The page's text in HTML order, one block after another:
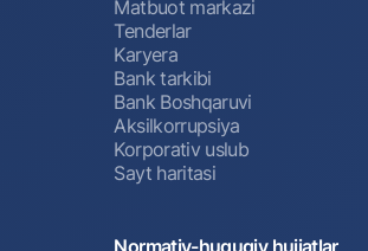
Matbuot markazi
Tenderlar
Karyera
Bank tarkibi
Bank Boshqaruvi
Aksilkorrupsiya
Korporativ uslub
Sayt haritasi
Normativ-huquqiy hujjatlar